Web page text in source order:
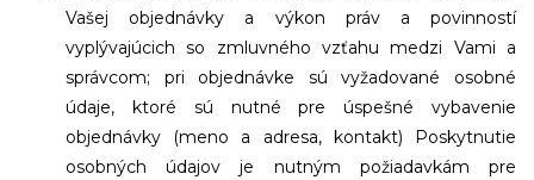
Vašej objednávky a výkon práv a povinností
vyplývajúcich so zmluvného vzťahu medzi Vami a
správcom; pri objednávke sú vyžadované osobné
údaje, ktoré sú nutné pre úspešné vybavenie
objednávky (meno a adresa, kontakt) Poskytnutie
osobných údajov je nutným požiadavkám pre